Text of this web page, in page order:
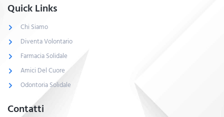
Quick Links
Chi Siamo
Diventa Volontario
Farmacia Solidale
Amici Del Cuore
Odontoria Solidale
Contatti